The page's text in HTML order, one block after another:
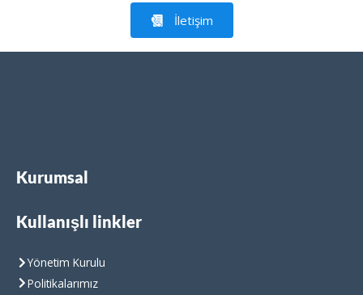
İletişim
Kurumsal
Kullanışlı linkler
Yönetim Kurulu
Politikalarımız